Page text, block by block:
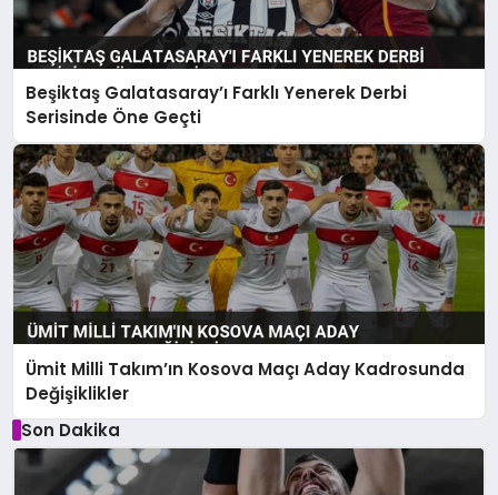
Beşiktaş Galatasaray’ı Farklı Yenerek Derbi
Serisinde Öne Geçti
Ümit Milli Takım’ın Kosova Maçı Aday Kadrosunda
Değişiklikler
Son Dakika